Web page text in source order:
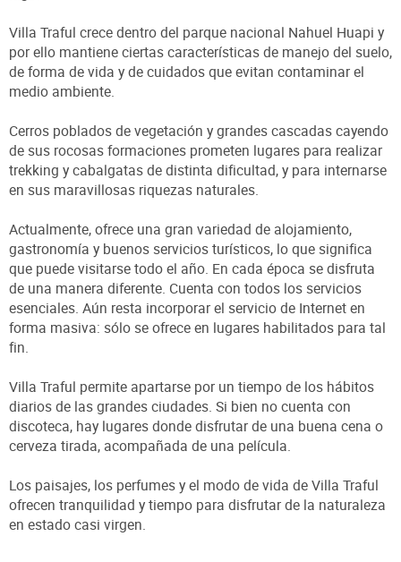
Villa Traful crece dentro del parque nacional Nahuel Huapi y
por ello mantiene ciertas características de manejo del suelo,
de forma de vida y de cuidados que evitan contaminar el
medio ambiente.
Cerros poblados de vegetación y grandes cascadas cayendo
de sus rocosas formaciones prometen lugares para realizar
trekking y cabalgatas de distinta dificultad, y para internarse
en sus maravillosas riquezas naturales.
Actualmente, ofrece una gran variedad de alojamiento,
gastronomía y buenos servicios turísticos, lo que significa
que puede visitarse todo el año. En cada época se disfruta
de una manera diferente. Cuenta con todos los servicios
esenciales. Aún resta incorporar el servicio de Internet en
forma masiva: sólo se ofrece en lugares habilitados para tal
fin.
Villa Traful permite apartarse por un tiempo de los hábitos
diarios de las grandes ciudades. Si bien no cuenta con
discoteca, hay lugares donde disfrutar de una buena cena o
cerveza tirada, acompañada de una película.
Los paisajes, los perfumes y el modo de vida de Villa Traful
ofrecen tranquilidad y tiempo para disfrutar de la naturaleza
en estado casi virgen.